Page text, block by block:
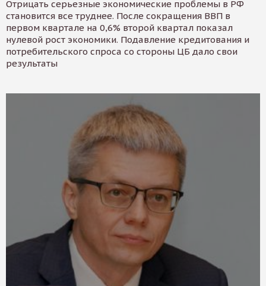
Отрицать серьезные экономические проблемы в РФ
становится все труднее. После сокращения ВВП в
первом квартале на 0,6% второй квартал показал
нулевой рост экономики. Подавление кредитования и
потребительского спроса со стороны ЦБ дало свои
результаты